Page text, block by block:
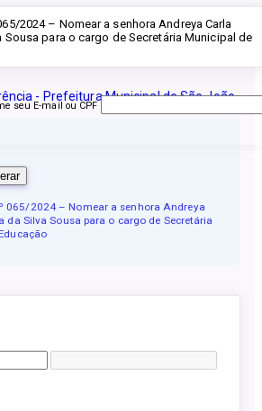
065/2024 – Nomear a senhora Andreya Carla
Sousa para o cargo de Secretária Municipal de
065/2024 – Nomear a senhora Andreya
da Silva Sousa para o cargo de Secretária
a senha?
seu E-mail ou CPF